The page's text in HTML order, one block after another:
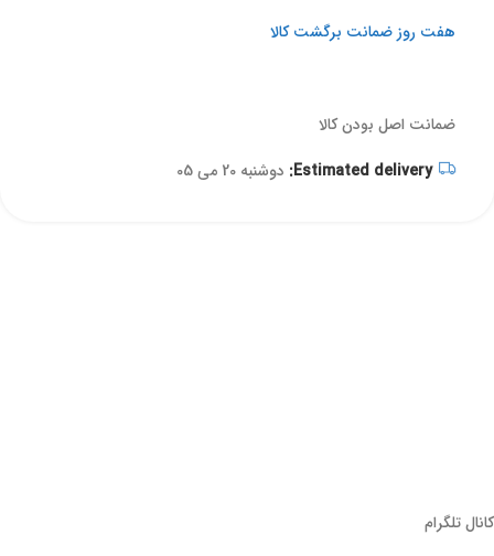
هفت روز ضمانت برگشت کالا
ضمانت اصل بودن کالا
Estimated delivery: دوشنبه 20 می 05
کانال تلگرام